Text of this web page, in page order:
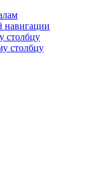
навигации
столбцу
столбцу